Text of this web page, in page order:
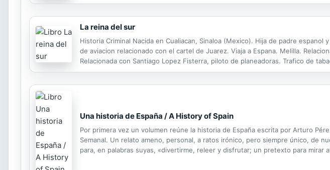
La reina del sur
Historia Criminal Nacida en Cualiacan, Sinaloa (Mexico). Hija de padre espanol
de aviacion relacionado con el cartel de Juarez. Viaja a Espana. Melilla.
Relacionada con Santiago Lopez Fisterra, piloto de planeadoras. Trafico de
El Puerto de Santa Maria.
Una historia de España / A History of Spain
Por primera vez un volumen reúne la historia de España escrita por Arturo
Semanal. Un relato ameno, personal, a ratos irónico, pero siempre único, de
para, en palabras suyas, «divertirme, releer y disfrutar; un pretexto para